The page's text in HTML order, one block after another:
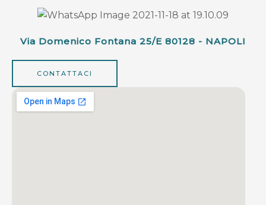
Via Domenico Fontana 25/e 80128 - NAPOLI
CONTATTACI